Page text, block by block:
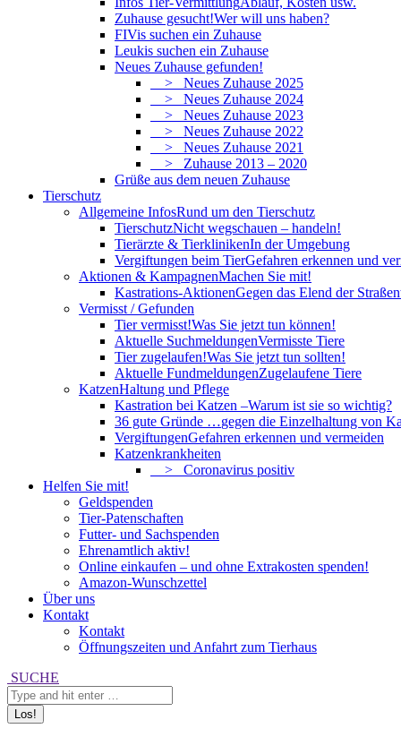
Zuhause gesucht!Wer will uns haben?
FIVis suchen ein Zuhause
Leukis suchen ein Zuhause
Neues Zuhause gefunden!
> Neues Zuhause 2025
> Neues Zuhause 2024
> Neues Zuhause 2023
> Neues Zuhause 2022
> Neues Zuhause 2021
> Zuhause 2013 – 2020
Grüße aus dem neuen Zuhause
Tierschutz
Allgemeine InfosRund um den Tierschutz
TierschutzNicht wegschauen – handeln!
Tierärzte & TierklinikenIn der Umgebung
Vergiftungen beim TierGefahren erkennen und
Aktionen & KampagnenMachen Sie mit!
Kastrations-AktionenGegen das Elend der
Vermisst / Gefunden
Tier vermisst!Was Sie jetzt tun können!
Aktuelle SuchmeldungenVermisste Tiere
Tier zugelaufen!Was Sie jetzt tun sollten!
Aktuelle FundmeldungenZugelaufene Tiere
KatzenHaltung und Pflege
Kastration bei Katzen –Warum ist sie so wichtig?
36 gute Gründe …gegen die Einzelhaltung von
VergiftungenGefahren erkennen und vermeiden
Katzenkrankheiten
> Coronavirus positiv
Helfen Sie mit!
Geldspenden
Tier-Patenschaften
Futter- und Sachspenden
Ehrenamtlich aktiv!
Online einkaufen – und ohne Extrakosten spenden!
Amazon-Wunschzettel
Über uns
Kontakt
Kontakt
Öffnungszeiten und Anfahrt zum Tierhaus
Search:
SUCHE